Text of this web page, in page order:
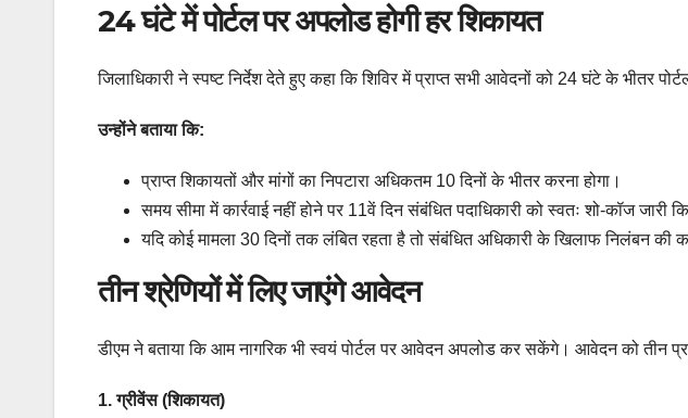
24 घंटे में पोर्टल पर अपलोड होगी हर शिकायत
जिलाधिकारी ने स्पष्ट निर्देश देते हुए कहा कि शिविर में प्राप्त सभी आवेदनों को 24 घंटे के भीतर
उन्होंने बताया कि:
प्राप्त शिकायतों और मांगों का निपटारा अधिकतम 10 दिनों के भीतर करना होगा।
समय सीमा में कार्रवाई नहीं होने पर 11वें दिन संबंधित पदाधिकारी को स्वतः शो-कॉज जारी
यदि कोई मामला 30 दिनों तक लंबित रहता है तो संबंधित अधिकारी के खिलाफ निलंबन की
तीन श्रेणियों में लिए जाएंगे आवेदन
डीएम ने बताया कि आम नागरिक भी स्वयं पोर्टल पर आवेदन अपलोड कर सकेंगे। आवेदन को तीन
1. ग्रीवेंस (शिकायत)